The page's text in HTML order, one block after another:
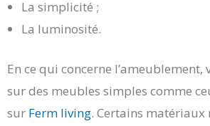
La simplicité ;
La luminosité.
En ce qui concerne l’ameublement,
sur des meubles simples comme
sur Ferm living. Certains